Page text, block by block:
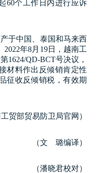
60个工作日内进行应诉
于中国、泰国和马来西
年8月19日，越南工
1624/QD-BCT号决议，
材料作出反倾销肯定性
征收反倾销税，有效期
贸部贸易防卫局官网）
（文 璐编译）
（潘晓君校对）